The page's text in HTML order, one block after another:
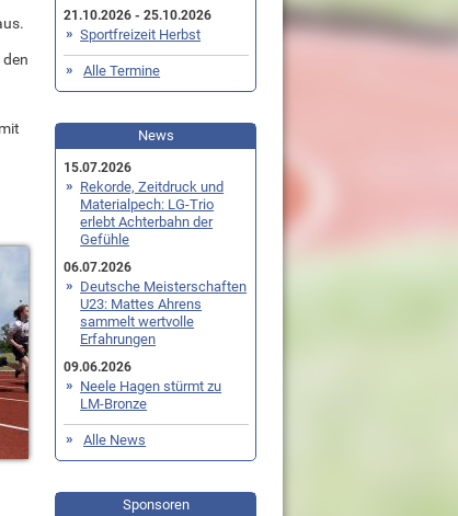
21.10.2026 - 25.10.2026
Sportfreizeit Herbst
Alle Termine
News
15.07.2026
Rekorde, Zeitdruck und
Materialpech: LG-Trio
erlebt Achterbahn der
Gefühle
06.07.2026
Deutsche Meisterschaften
U23: Mattes Ahrens
sammelt wertvolle
Erfahrungen
09.06.2026
Neele Hagen stürmt zu
LM-Bronze
Alle News
Sponsoren